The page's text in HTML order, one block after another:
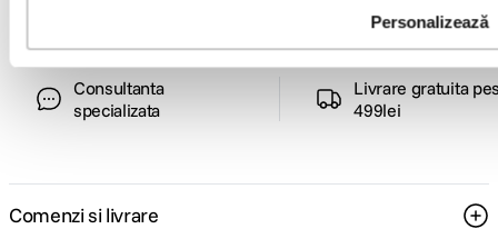
Personalizează
Consultanta
specializata
Livrare gratuita
499lei
Comenzi si livrare